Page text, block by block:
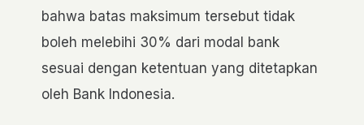
bahwa batas maksimum tersebut tidak
boleh melebihi 30% dari modal bank
sesuai dengan ketentuan yang ditetapkan
oleh Bank Indonesia.